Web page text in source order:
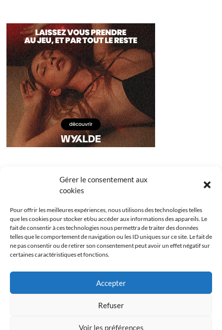
Gérer le consentement aux
cookies
Pour offrir les meilleures expériences, nous utilisons des technologies telles
que les cookies pour stocker et/ou accéder aux informations des appareils. Le
fait de consentir à ces technologies nous permettra de traiter des données
telles que le comportement de navigation ou les ID uniques sur ce site. Le fait de
ne pas consentir ou de retirer son consentement peut avoir un effet négatif sur
certaines caractéristiques et fonctions.
Accepter
Refuser
Voir les préférences
Politique de cookies (UE)